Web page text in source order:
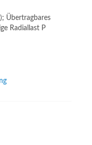
Übertragbares
Radiallast P